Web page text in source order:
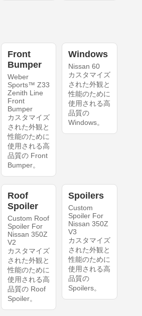
Front
Bumper
Weber
Sports™ Z33
Zenith Line
Front
Bumper
カスタマイズ
された外観と
性能のために
使用される高
品質の Front
Bumper。
Windows
Nissan 60
カスタマイズ
された外観と
性能のために
使用される高
品質の
Windows。
Roof
Spoiler
Custom Roof
Spoiler For
Nissan 350Z
V2
カスタマイズ
された外観と
性能のために
使用される高
品質の Roof
Spoiler。
Spoilers
Custom
Spoiler For
Nissan 350Z
V3
カスタマイズ
された外観と
性能のために
使用される高
品質の
Spoilers。